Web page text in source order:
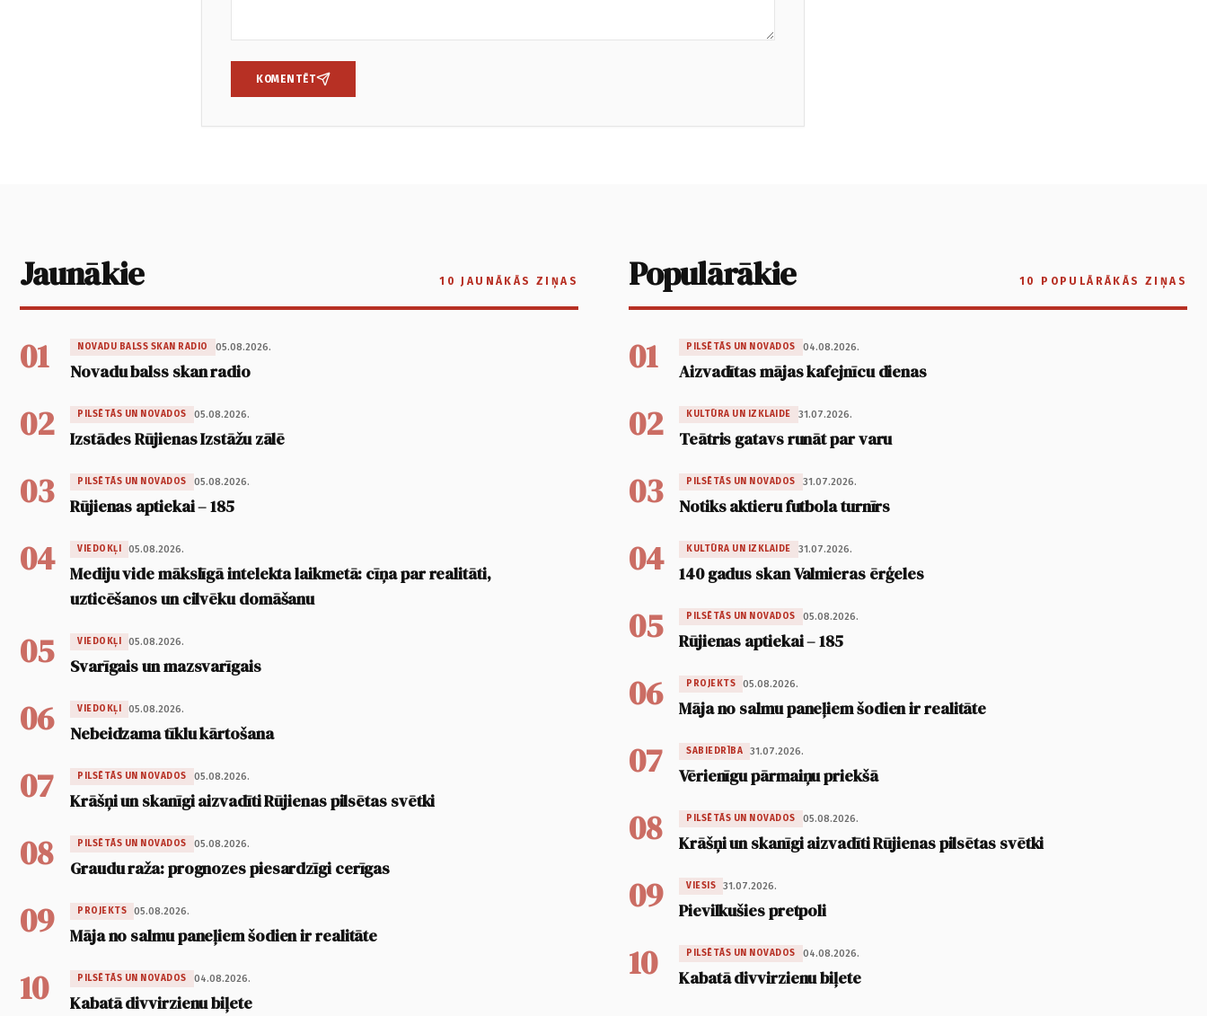
KOMENTĒT
Jaunākie 10 JAUNĀKĀS ZIŅAS
01 NOVADU BALSS SKAN RADIO 05.08.2026.
Novadu balss skan radio
02 PILSĒTĀS UN NOVADOS 05.08.2026.
Izstādes Rūjienas Izstāžu zālē
03 PILSĒTĀS UN NOVADOS 05.08.2026.
Rūjienas aptiekai – 185
04 VIEDOKĻI 05.08.2026.
Mediju vide mākslīgā intelekta laikmetā: cīņa par realitāti,
uzticēšanos un cilvēku domāšanu
05 VIEDOKĻI 05.08.2026.
Svarīgais un mazsvarīgais
06 VIEDOKĻI 05.08.2026.
Nebeidzama tīklu kārtošana
07 PILSĒTĀS UN NOVADOS 05.08.2026.
Krāšņi un skanīgi aizvadīti Rūjienas pilsētas svētki
08 PILSĒTĀS UN NOVADOS 05.08.2026.
Graudu raža: prognozes piesardzīgi cerīgas
09 PROJEKTS 05.08.2026.
Māja no salmu paneļiem šodien ir realitāte
10 PILSĒTĀS UN NOVADOS 04.08.2026.
Kabatā divvirzienu biļete
Populārākie 10 POPULĀRĀKĀS ZIŅAS
01 PILSĒTĀS UN NOVADOS 04.08.2026.
Aizvadītas mājas kafejnīcu dienas
02 KULTŪRA UN IZKLAIDE 31.07.2026.
Teātris gatavs runāt par varu
03 PILSĒTĀS UN NOVADOS 31.07.2026.
Notiks aktieru futbola turnīrs
04 KULTŪRA UN IZKLAIDE 31.07.2026.
140 gadus skan Valmieras ērģeles
05 PILSĒTĀS UN NOVADOS 05.08.2026.
Rūjienas aptiekai – 185
06 PROJEKTS 05.08.2026.
Māja no salmu paneļiem šodien ir realitāte
07 SABIEDRĪBA 31.07.2026.
Vērienīgu pārmaiņu priekšā
08 PILSĒTĀS UN NOVADOS 05.08.2026.
Krāšņi un skanīgi aizvadīti Rūjienas pilsētas svētki
09 VIESIS 31.07.2026.
Pievilkušies pretpoli
10 PILSĒTĀS UN NOVADOS 04.08.2026.
Kabatā divvirzienu biļete